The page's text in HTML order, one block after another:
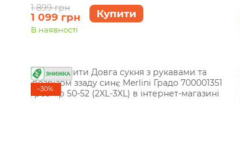
1 899 грн
1 099 грн Купити
В наявності
−30%